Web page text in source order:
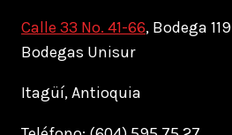
Calle 33 No. 41-66, Bodega 119
Bodegas Unisur
Itagüí, Antioquia